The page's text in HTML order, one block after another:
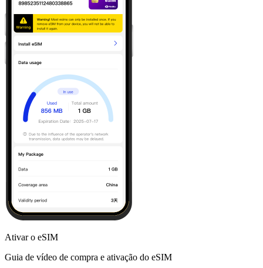
Ativar o eSIM
Guia de vídeo de compra e ativação do eSIM